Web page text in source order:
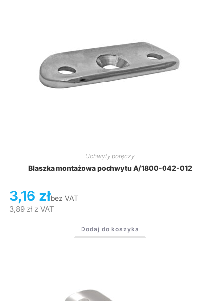
Uchwyty poręczy
Blaszka montażowa pochwytu A/1800-042-012
3,16 złbez VAT
3,89 złz VAT
Dodaj do koszyka